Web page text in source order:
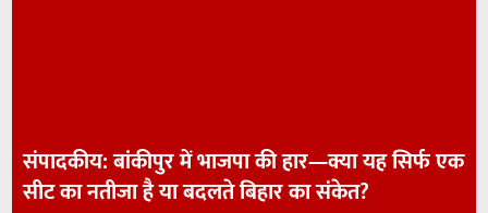
संपादकीय: बांकीपुर में भाजपा की हार—क्या यह सिर्फ एक
सीट का नतीजा है या बदलते बिहार का संकेत?